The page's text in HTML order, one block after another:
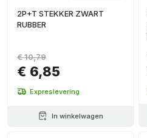
2P+T STEKKER ZWART
RUBBER
€ 6,85
€ 10,79
Expreslevering
In winkelwagen